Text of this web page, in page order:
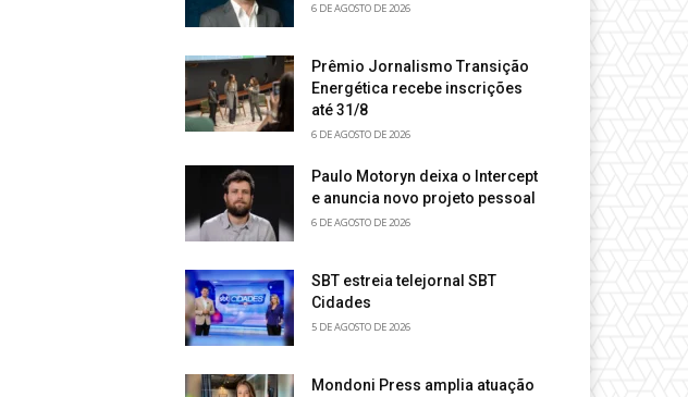
6 DE AGOSTO DE 2026
Prêmio Jornalismo Transição
Energética recebe inscrições
até 31/8
6 DE AGOSTO DE 2026
Paulo Motoryn deixa o Intercept
e anuncia novo projeto pessoal
6 DE AGOSTO DE 2026
SBT estreia telejornal SBT
Cidades
5 DE AGOSTO DE 2026
Mondoni Press amplia atuação